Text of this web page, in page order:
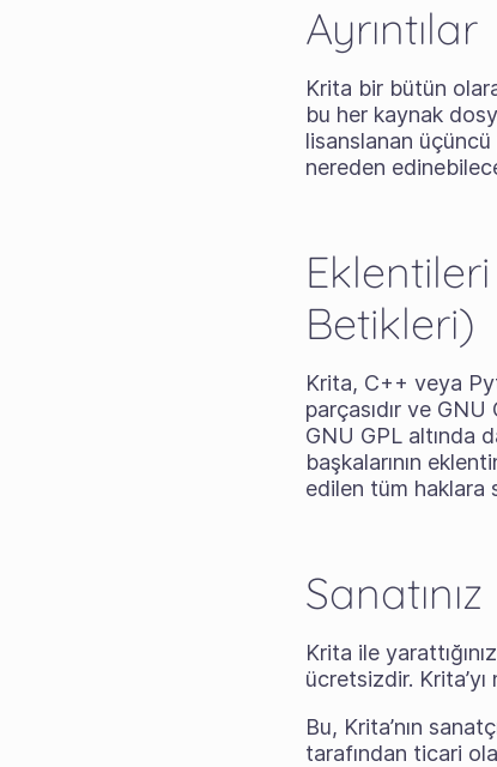
Ayrıntılar
Krita bir bütün
bu her kaynak
lisanslanan üçüncü
nereden
Betikleri)
Krita, C++ veya
parçasıdır ve GNU
GNU GPL altında
başkalarının
edilen tüm haklara
Sanatınız
Krita ile
ücretsizdir. Krita’yı
Bu, Krita’nın
tarafından ticari